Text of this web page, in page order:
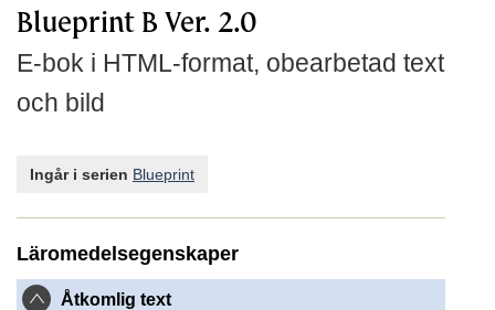
Blueprint B Ver. 2.0
E-bok i HTML-format, obearbetad text
och bild
Ingår i serien Blueprint
Läromedelsegenskaper
Åtkomlig text